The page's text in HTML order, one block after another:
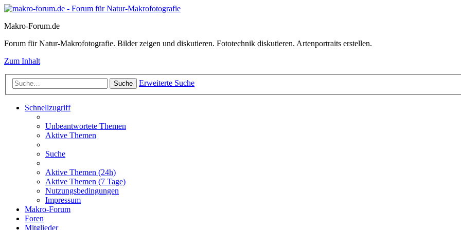
Makro-Forum.de
Forum für Natur-Makrofotografie. Bilder zeigen und diskutieren. Fototechnik diskutieren. Artenportraits erstellen.
Zum Inhalt
Suche Erweiterte Suche
Schnellzugriff
Unbeantwortete Themen
Aktive Themen
Suche
Aktive Themen (24h)
Aktive Themen (7 Tage)
Nutzungsbedingungen
Impressum
Makro-Forum
Foren
Mitglieder